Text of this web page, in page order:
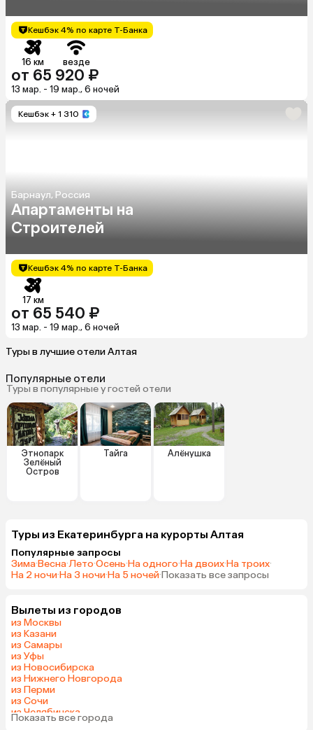
Кешбэк 4% по карте Т-Банка
16 км везде
от 65 920 ₽
13 мар. - 19 мар., 6 ночей
Кешбэк + 1 310
Барнаул, Россия
Апартаменты на
Строителей
Кешбэк 4% по карте Т-Банка
17 км
от 65 540 ₽
13 мар. - 19 мар., 6 ночей
Туры в лучшие отели Алтая
Популярные отели
Туры в популярные у гостей отели
Этнопарк
Зелёный
Остров
Тайга Алёнушка
Туры из Екатеринбурга на курорты Алтая
Популярные запросы
Зима·Весна·Лето·Осень·На одного·На двоих·На троих·
На 2 ночи·На 3 ночи·На 5 ночей·Показать все запросы
Вылеты из городов
из Москвы
из Казани
из Самары
из Уфы
из Новосибирска
из Нижнего Новгорода
из Перми
из Сочи
из Челябинска
из Омска
Показать все города